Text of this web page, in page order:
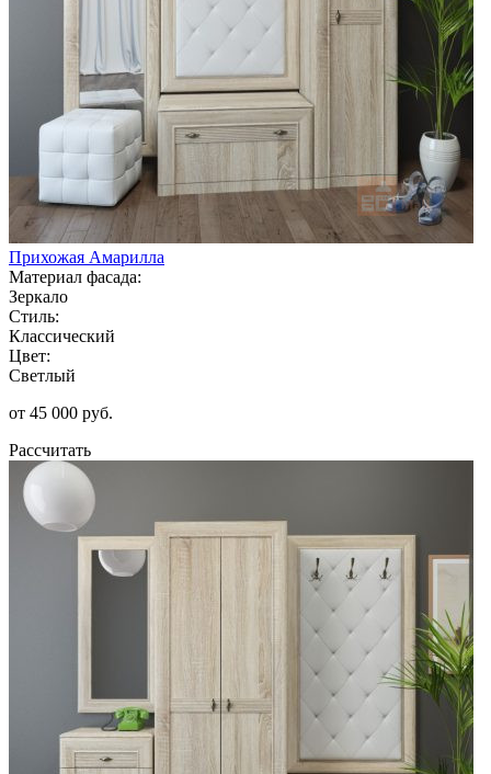
Прихожая Амарилла
Материал фасада:
Зеркало
Стиль:
Классический
Цвет:
Светлый
от 45 000 руб.
Рассчитать